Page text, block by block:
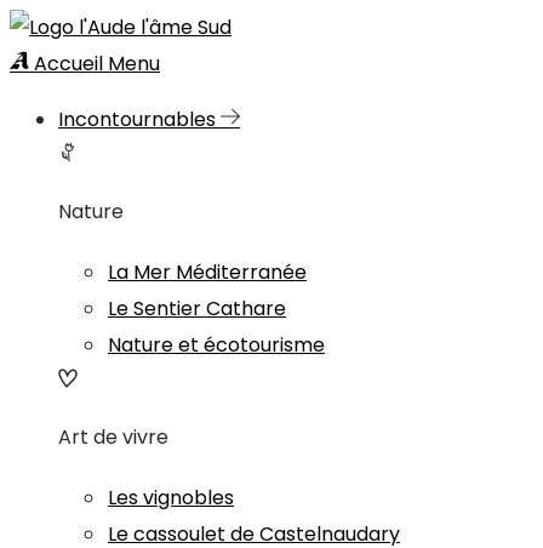
Accueil Menu
Incontournables
Nature
La Mer Méditerranée
Le Sentier Cathare
Nature et écotourisme
Art de vivre
Les vignobles
Le cassoulet de Castelnaudary